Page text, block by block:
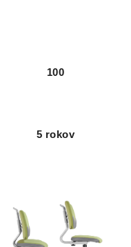
100
5 rokov